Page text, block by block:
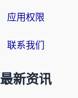
应用权限
联系我们
最新资讯